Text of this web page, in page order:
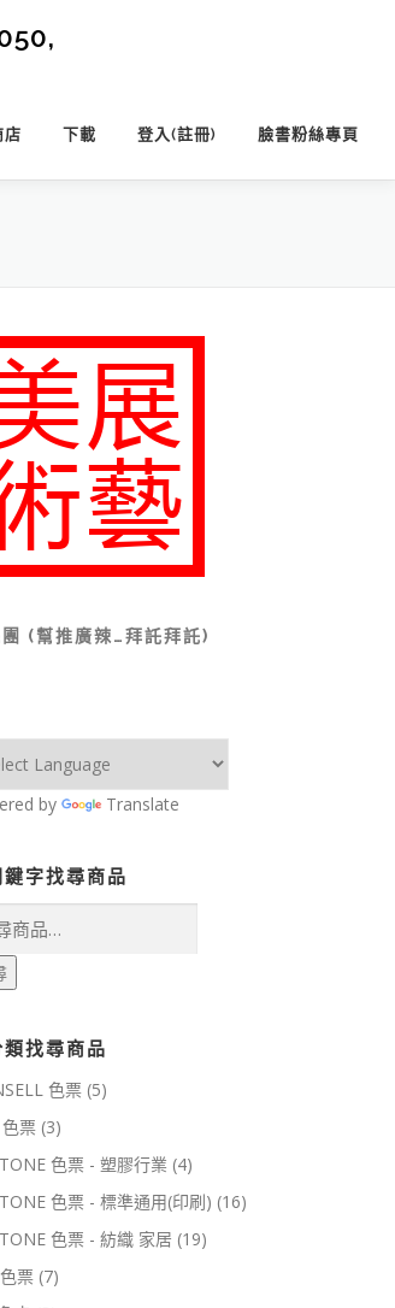
店 下載 登入(註冊) 臉書粉絲專頁
(幫推廣辣…拜託拜託)
by Translate
鍵字找尋商品
找尋商品
色票 (5)
票 (3)
色票 - 塑膠行業 (4)
色票 - 標準通用(印刷) (16)
色票 - 紡織 家居 (19)
票 (7)